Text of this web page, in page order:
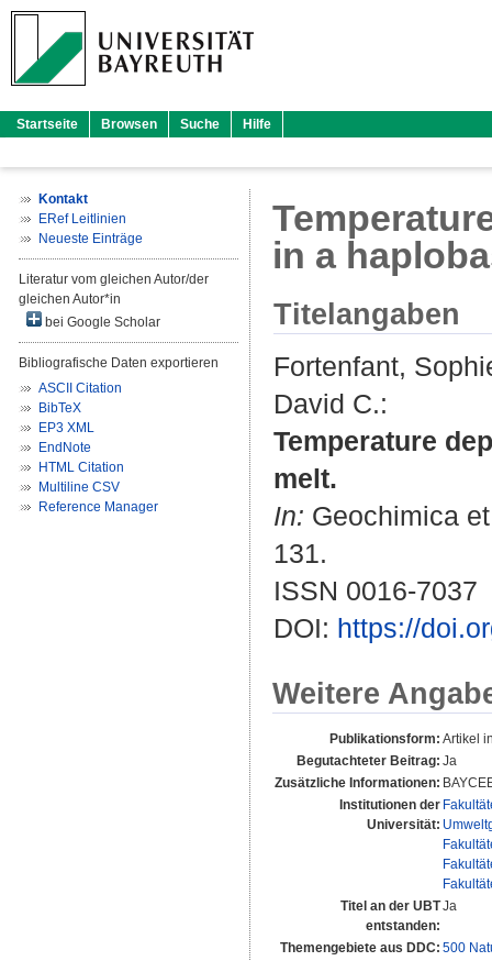
Startseite Browsen Suche Hilfe
Kontakt
ERef Leitlinien
Neueste Einträge
Literatur vom gleichen Autor/der
gleichen Autor*in
bei Google Scholar
Bibliografische Daten exportieren
ASCII Citation
BibTeX
EP3 XML
EndNote
HTML Citation
Multiline CSV
Reference Manager
in a
Titelangaben
Fortenfant,
David C.:
Temperature
melt.
In: Geochimica
131.
ISSN 0016-7037
DOI: https://
Weitere
Publikationsform: Artikel
Begutachteter Beitrag: Ja
Zusätzliche Informationen:
Institutionen der
Universität:
Titel an der UBT
entstanden:
Ja
Themengebiete aus DDC: 500